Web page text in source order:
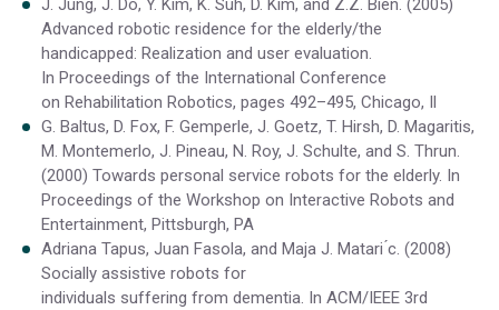
J. Jung, J. Do, Y. Kim, K. Suh, D. Kim, and Z.Z. Bien. (2005)
Advanced robotic residence for the elderly/the
handicapped: Realization and user evaluation.
In Proceedings of the International Conference
on Rehabilitation Robotics, pages 492–495, Chicago, Il
G. Baltus, D. Fox, F. Gemperle, J. Goetz, T. Hirsh, D. Magaritis,
M. Montemerlo, J. Pineau, N. Roy, J. Schulte, and S. Thrun.
(2000) Towards personal service robots for the elderly. In
Proceedings of the Workshop on Interactive Robots and
Entertainment, Pittsburgh, PA
Adriana Tapus, Juan Fasola, and Maja J. Matari ́c. (2008)
Socially assistive robots for
individuals suffering from dementia. In ACM/IEEE 3rd